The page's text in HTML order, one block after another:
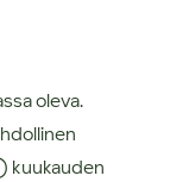
oleva.
kuukauden